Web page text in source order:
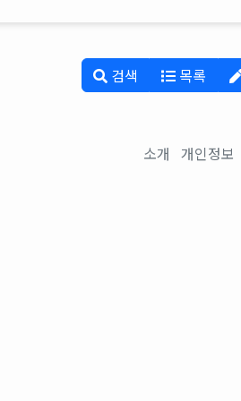
검색 목록
소개 개인정보